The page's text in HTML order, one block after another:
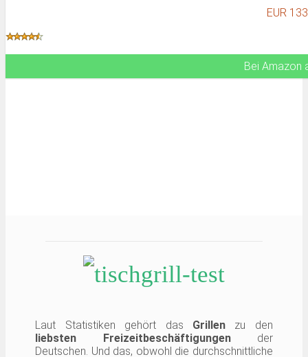
Leichte Reinigung da Grillplatten, Fettauffangschale und
EUR
Bei Amazon
Laut Statistiken gehört das Grillenzu den
liebsten Freizeitbeschäftigungender
Deutschen. Und das, obwohl die durchschnittliche